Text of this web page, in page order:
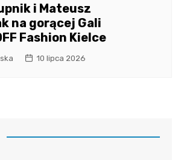
i Mateusz
na gorącej Gali
Fashion Kielce
10 lipca 2026